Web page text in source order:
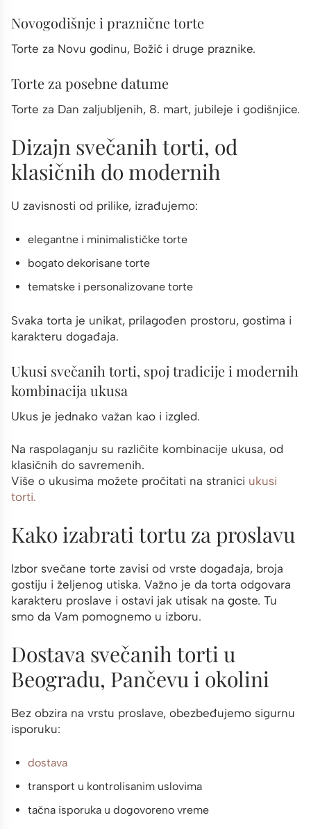
Novogodišnje i praznične torte
Torte za Novu godinu, Božić i druge praznike.
Torte za posebne datume
Torte za Dan zaljubljenih, 8. mart, jubileje i godišnjice.
Dizajn svečanih torti, od
klasičnih do modernih
U zavisnosti od prilike, izrađujemo:
elegantne i minimalističke torte
bogato dekorisane torte
tematske i personalizovane torte
Svaka torta je unikat, prilagođen prostoru, gostima i
karakteru događaja.
Ukusi svečanih torti, spoj tradicije i modernih
kombinacija ukusa
Ukus je jednako važan kao i izgled.
Na raspolaganju su različite kombinacije ukusa, od
klasičnih do savremenih.
Više o ukusima možete pročitati na stranici ukusi
torti.
Kako izabrati tortu za proslavu
Izbor svečane torte zavisi od vrste događaja, broja
gostiju i željenog utiska. Važno je da torta odgovara
karakteru proslave i ostavi jak utisak na goste. Tu
smo da Vam pomognemo u izboru.
Dostava svečanih torti u
Beogradu, Pančevu i okolini
Bez obzira na vrstu proslave, obezbeđujemo sigurnu
isporuku:
dostava
transport u kontrolisanim uslovima
tačna isporuka u dogovoreno vreme